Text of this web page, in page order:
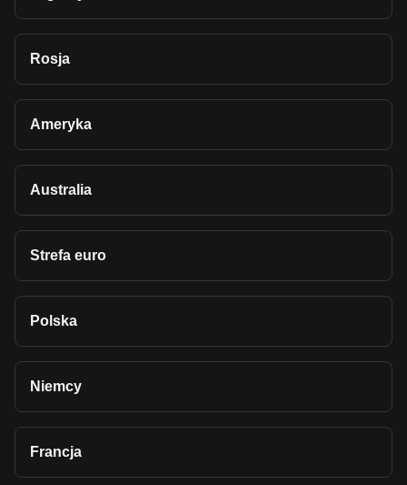
Rosja
Ameryka
Australia
Strefa euro
Polska
Niemcy
Francja